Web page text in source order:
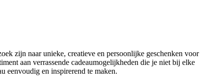
zijn naar unieke, creatieve en persoonlijke geschenken voor
aan verrassende cadeaumogelijkheden die je niet bij elke
eenvoudig en inspirerend te maken.